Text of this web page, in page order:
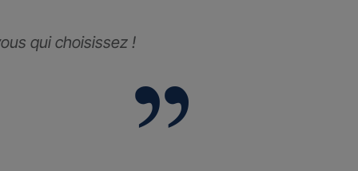
qui choisissez !